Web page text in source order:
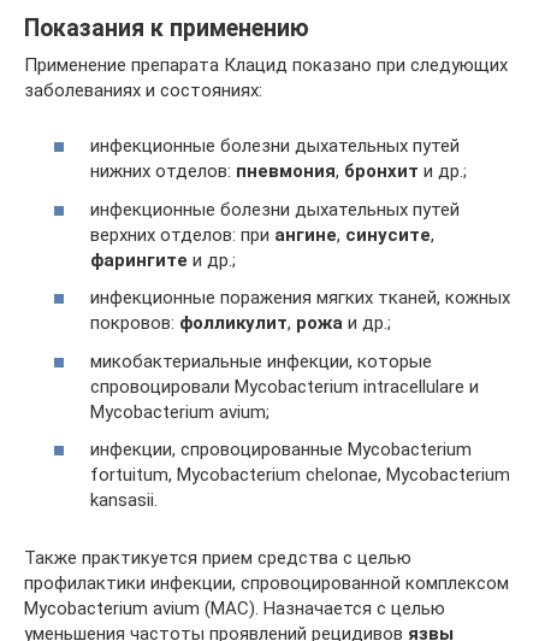
Показания к применению
Применение препарата Клацид показано при следующих
заболеваниях и состояниях:
инфекционные болезни дыхательных путей
нижних отделов: пневмония, бронхит и др.;
инфекционные болезни дыхательных путей
верхних отделов: при ангине, синусите,
фарингите и др.;
инфекционные поражения мягких тканей, кожных
покровов: фолликулит, рожа и др.;
микобактериальные инфекции, которые
спровоцировали Mycobacterium intracellulare и
Mycobacterium avium;
инфекции, спровоцированные Mycobacterium
fortuitum, Mycobacterium chelonae, Mycobacterium
kansasii.
Также практикуется прием средства с целью
профилактики инфекции, спровоцированной комплексом
Mycobacterium avium (MAC). Назначается с целью
уменьшения частоты проявлений рецидивов язвы